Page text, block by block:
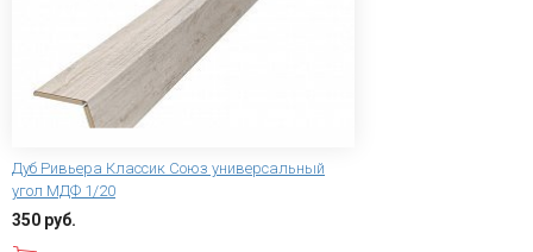
Дуб Ривьера Классик Союз универсальный
угол МДФ 1/20
350 руб.